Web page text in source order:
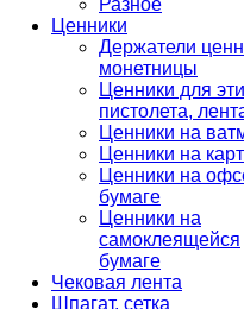
Разное
Ценники
Держатели
монетницы
Ценники для
пистолета,
Ценники на
Ценники на
Ценники на
бумаге
Ценники на
самоклеящейся
бумаге
Чековая лента
Шпагат, сетка